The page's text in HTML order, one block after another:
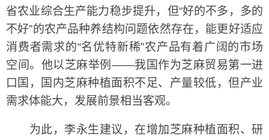
省农业综合生产能力稳步提升，但“好的不多，多的
不好”的农产品种养结构问题依然存在，能更好适应
消费者需求的“名优特新稀”农产品有着广阔的市场
空间。他以芝麻举例——我国作为芝麻贸易第一进
口国，国内芝麻种植面积不足、产量较低，但产业
需求体能大，发展前景相当客观。
为此，李永生建议，在增加芝麻种植面积、研